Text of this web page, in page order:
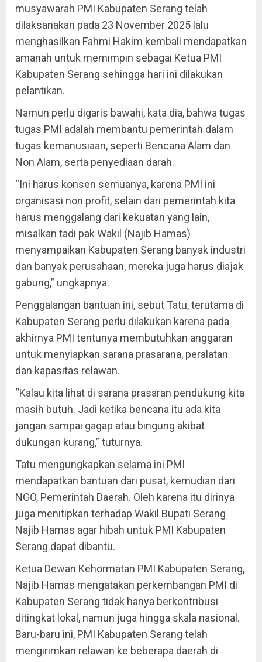
musyawarah PMI Kabupaten Serang telah
dilaksanakan pada 23 November 2025 lalu
menghasilkan Fahmi Hakim kembali mendapatkan
amanah untuk memimpin sebagai Ketua PMI
Kabupaten Serang sehingga hari ini dilakukan
pelantikan.
Namun perlu digaris bawahi, kata dia, bahwa tugas
tugas PMI adalah membantu pemerintah dalam
tugas kemanusiaan, seperti Bencana Alam dan
Non Alam, serta penyediaan darah.
“Ini harus konsen semuanya, karena PMI ini
organisasi non profit, selain dari pemerintah kita
harus menggalang dari kekuatan yang lain,
misalkan tadi pak Wakil (Najib Hamas)
menyampaikan Kabupaten Serang banyak industri
dan banyak perusahaan, mereka juga harus diajak
gabung,” ungkapnya.
Penggalangan bantuan ini, sebut Tatu, terutama di
Kabupaten Serang perlu dilakukan karena pada
akhirnya PMI tentunya membutuhkan anggaran
untuk menyiapkan sarana prasarana, peralatan
dan kapasitas relawan.
“Kalau kita lihat di sarana prasaran pendukung kita
masih butuh. Jadi ketika bencana itu ada kita
jangan sampai gagap atau bingung akibat
dukungan kurang,” tuturnya.
Tatu mengungkapkan selama ini PMI
mendapatkan bantuan dari pusat, kemudian dari
NGO, Pemerintah Daerah. Oleh karena itu dirinya
juga menitipkan terhadap Wakil Bupati Serang
Najib Hamas agar hibah untuk PMI Kabupaten
Serang dapat dibantu.
Ketua Dewan Kehormatan PMI Kabupaten Serang,
Najib Hamas mengatakan perkembangan PMI di
Kabupaten Serang tidak hanya berkontribusi
ditingkat lokal, namun juga hingga skala nasional.
Baru-baru ini, PMI Kabupaten Serang telah
mengirimkan relawan ke beberapa daerah di